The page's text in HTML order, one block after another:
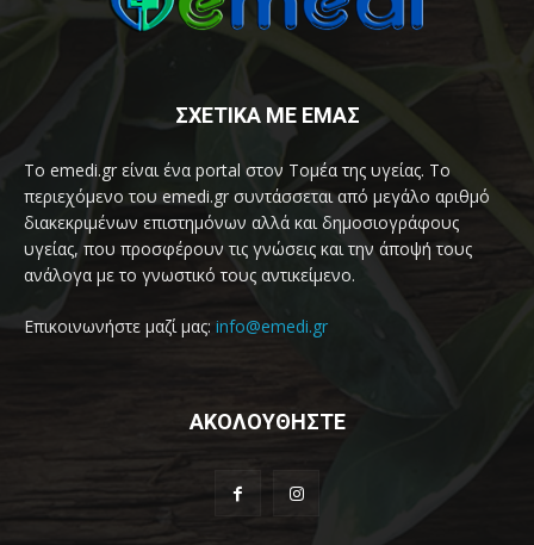
ΣΧΕΤΙΚΑ ΜΕ ΕΜΑΣ
Το emedi.gr είναι ένα portal στον Τομέα της υγείας. Το
περιεχόμενο του emedi.gr συντάσσεται από μεγάλο αριθμό
διακεκριμένων επιστημόνων αλλά και δημοσιογράφους
υγείας, που προσφέρουν τις γνώσεις και την άποψή τους
ανάλογα με το γνωστικό τους αντικείμενο.
Επικοινωνήστε μαζί μας: info@emedi.gr
ΑΚΟΛΟΥΘΗΣΤΕ